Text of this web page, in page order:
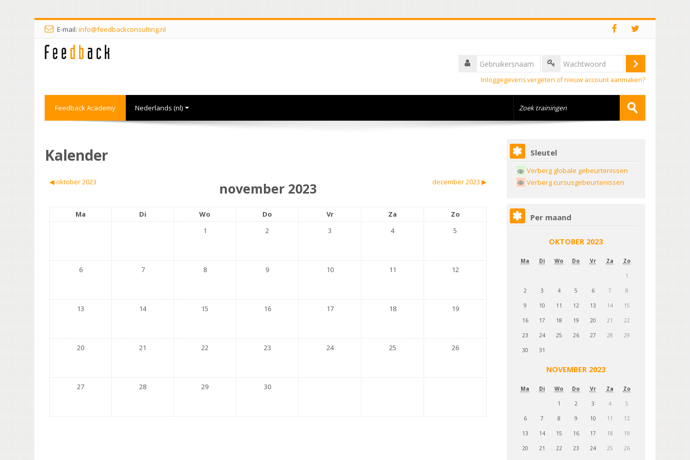
E-mail:info@feedbackconsulting.nl
Inloggegevens vergeten of nieuw account aanmaken?
Feedback Academy Nederlands ‎(nl)‎
Kalender
◀︎oktober 2023 november 2023 december 2023 ▶︎
Ma Di Wo Do Vr Za
Zo
1
2 3 4 5
6 7 8 9 10 11 12
13 14 15 16 17 18 19
20 21 22 23 24 25 26
27 28 29 30
Sleutel
Verberg globale gebeurtenissen
Verberg cursusgebeurtenissen
Per maand
OKTOBER 2023
Ma Di Wo Do Vr Za Zo
1
2 3 4 5 6 7 8
9 10 11 12 13 14 15
16 17 18 19 20 21 22
23 24 25 26 27 28 29
30 31
NOVEMBER 2023
Ma Di Wo Do Vr Za Zo
1 2 3 4 5
6 7 8 9 10 11 12
13 14 15 16 17 18 19
20 21 22 23 24 25 26